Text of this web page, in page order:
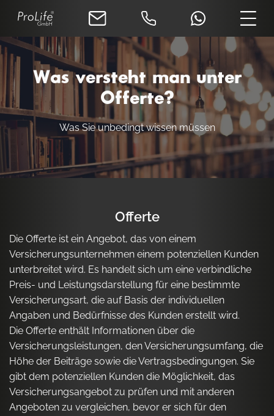
Was versteht man unter
Offerte?
Was Sie unbedingt wissen müssen
Offerte
Die Offerte ist ein Angebot, das von einem
Versicherungsunternehmen einem potenziellen Kunden
unterbreitet wird. Es handelt sich um eine verbindliche
Preis- und Leistungsdarstellung für eine bestimmte
Versicherungsart, die auf Basis der individuellen
Angaben und Bedürfnisse des Kunden erstellt wird.
Die Offerte enthält Informationen über die
Versicherungsleistungen, den Versicherungsumfang, die
Höhe der Beiträge sowie die Vertragsbedingungen. Sie
gibt dem potenziellen Kunden die Möglichkeit, das
Versicherungsangebot zu prüfen und mit anderen
Angeboten zu vergleichen, bevor er sich für den